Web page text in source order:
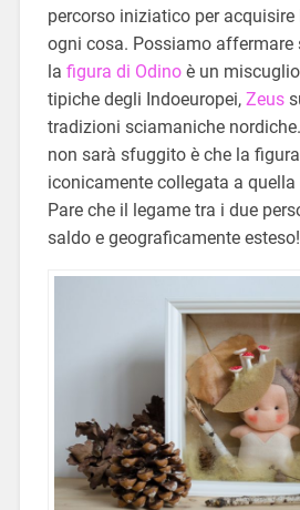
percorso iniziatico per
ogni cosa. Possiamo affermare
la figura di Odinoè un
tipiche degli Indoeuropei, Zeus
tradizioni sciamaniche
non sarà sfuggito è che la
iconicamente collegata a quella
Pare che il legame tra i due
saldo e geograficamente esteso!